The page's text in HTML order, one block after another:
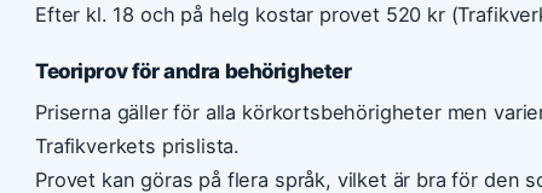
Efter kl. 18 och på helg kostar provet 520 kr
Teoriprov för andra behörigheter
Priserna gäller för alla körkortsbehörigheter men
Trafikverkets prislista.
Provet kan göras på flera språk, vilket är bra för den